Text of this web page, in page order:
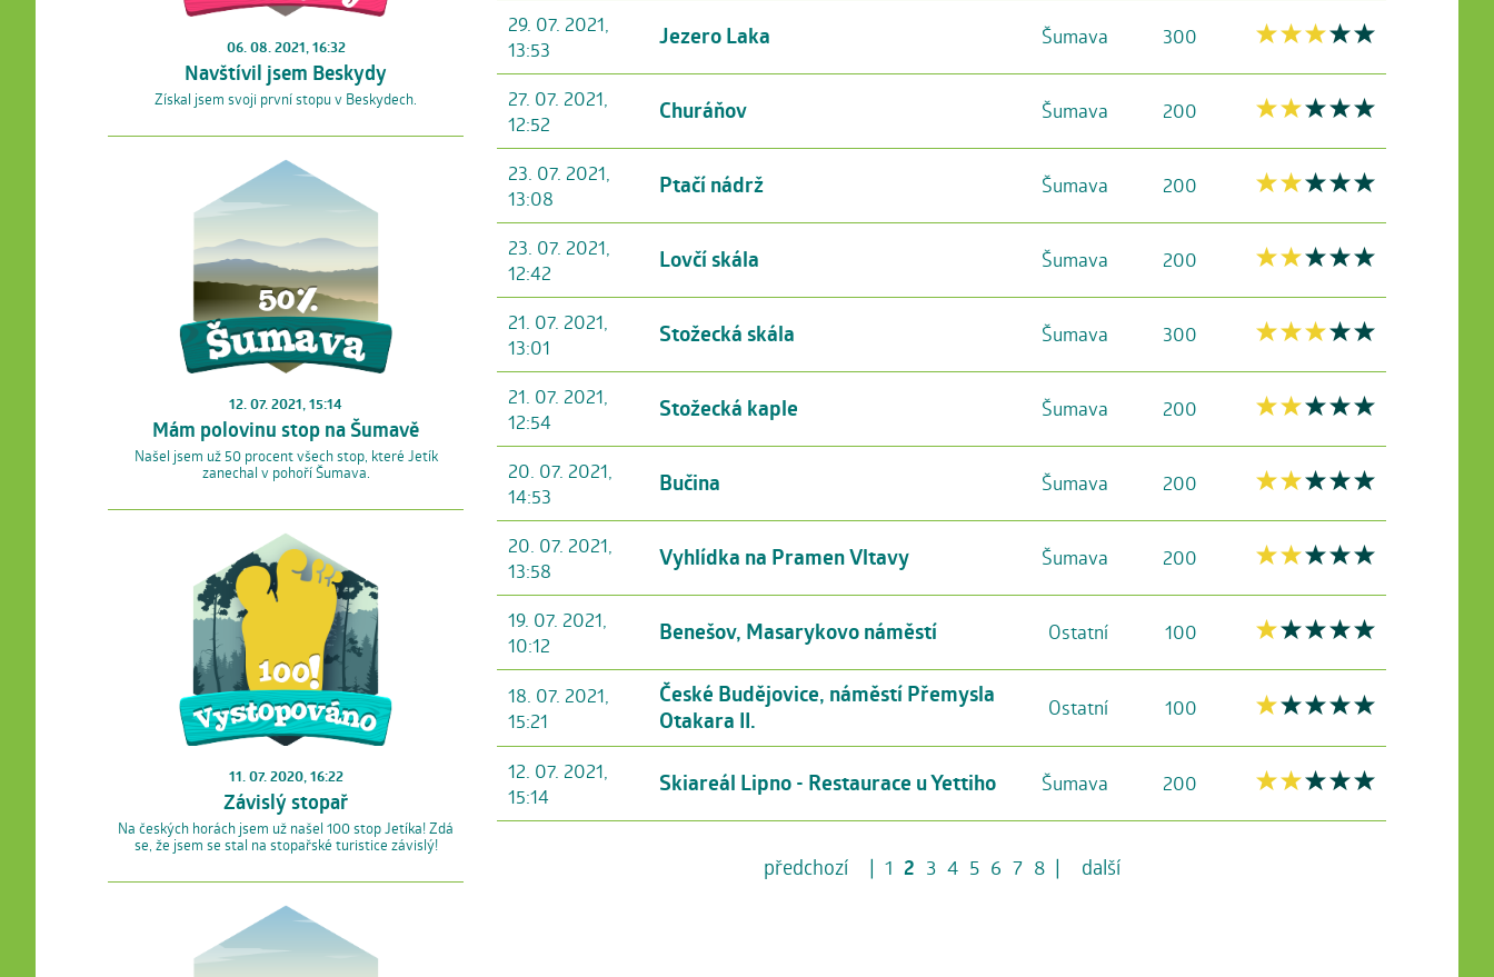
06. 08. 2021, 16:32
Navštívil jsem Beskydy
Získal jsem svoji první stopu v Beskydech.
12. 07. 2021, 15:14
Mám polovinu stop na Šumavě
Našel jsem už 50 procent všech stop, které Jetík
zanechal v pohoří Šumava.
11. 07. 2020, 16:22
Závislý stopař
Na českých horách jsem už našel 100 stop Jetíka! Zdá
se, že jsem se stal na stopařské turistice závislý!
29. 07. 2021,
13:53
Jezero Laka Šumava 300
27. 07. 2021,
12:52
Churáňov Šumava 200
23. 07. 2021,
13:08
Ptačí nádrž Šumava 200
23. 07. 2021,
12:42
Lovčí skála Šumava 200
21. 07. 2021,
13:01
Stožecká skála Šumava 300
21. 07. 2021,
12:54
Stožecká kaple Šumava 200
20. 07. 2021,
14:53
Bučina Šumava 200
20. 07. 2021,
13:58
Vyhlídka na Pramen Vltavy Šumava 200
19. 07. 2021,
10:12
Benešov, Masarykovo náměstí Ostatní 100
18. 07. 2021,
15:21
České Budějovice, náměstí Přemysla
Otakara II.
Ostatní 100
12. 07. 2021,
15:14
Skiareál Lipno - Restaurace u Yettiho Šumava 200
předchozí | 1 2 3 4 5 6 7 8 | další